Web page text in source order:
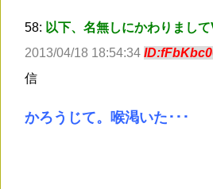
58: 以下、名無しにかわりまし
2013/04/18 18:54:34
信
かろうじて。喉渇いた･･･